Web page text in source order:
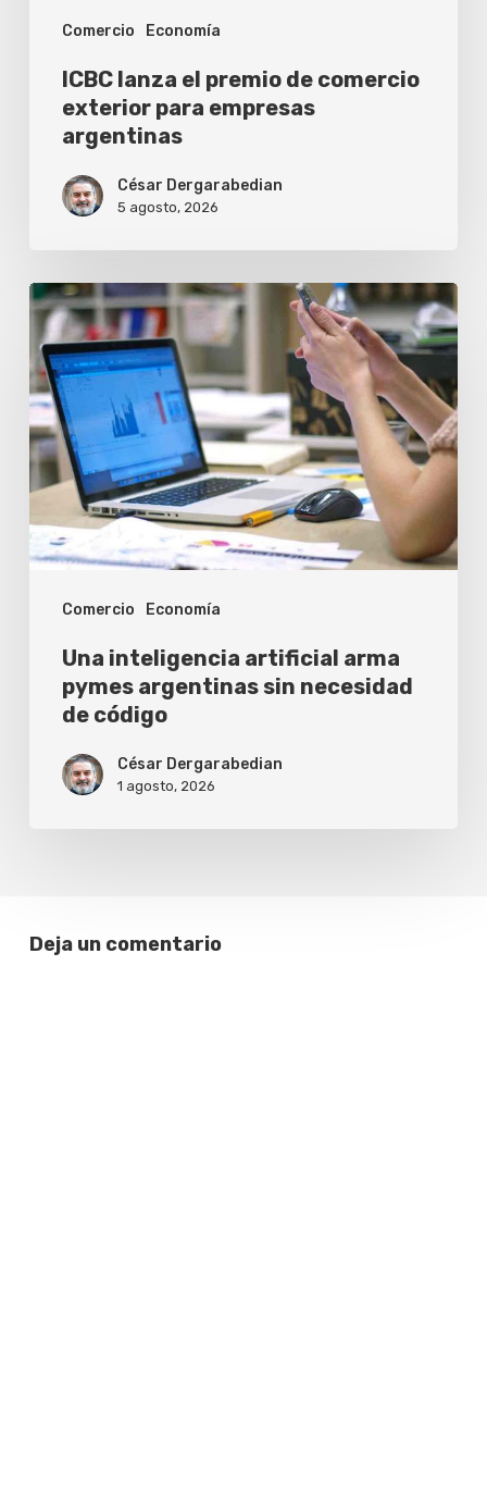
Comercio Economía
argentinas
ICBC lanza el premio de comercio
exterior para empresas
argentinas
César Dergarabedian
5 agosto, 2026
Comercio Economía
Una
inteligencia
artificial
arma
pymes
argentinas
necesidad
código
Una inteligencia artificial arma
pymes argentinas sin necesidad
de código
César Dergarabedian
1 agosto, 2026
Deja un comentario